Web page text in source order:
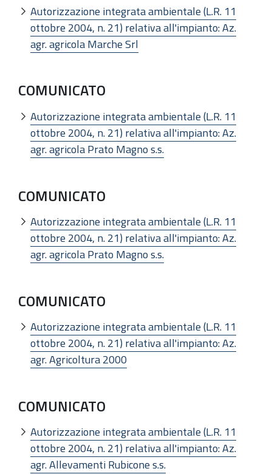
Autorizzazione integrata ambientale (L.R. 11
ottobre 2004, n. 21) relativa all'impianto: Az.
agr. agricola Marche Srl
COMUNICATO
Autorizzazione integrata ambientale (L.R. 11
ottobre 2004, n. 21) relativa all'impianto: Az.
agr. agricola Prato Magno s.s.
COMUNICATO
Autorizzazione integrata ambientale (L.R. 11
ottobre 2004, n. 21) relativa all'impianto: Az.
agr. agricola Prato Magno s.s.
COMUNICATO
Autorizzazione integrata ambientale (L.R. 11
ottobre 2004, n. 21) relativa all'impianto: Az.
agr. Agricoltura 2000
COMUNICATO
Autorizzazione integrata ambientale (L.R. 11
ottobre 2004, n. 21) relativa all'impianto: Az.
agr. Allevamenti Rubicone s.s.